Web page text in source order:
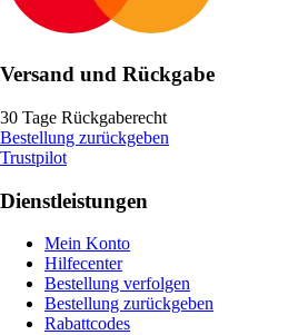
Versand und Rückgabe
30 Tage Rückgaberecht
Bestellung zurückgeben
Trustpilot
Dienstleistungen
Mein Konto
Hilfecenter
Bestellung verfolgen
Bestellung zurückgeben
Rabattcodes